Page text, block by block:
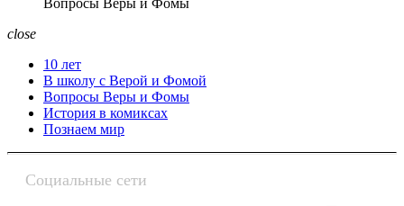
Вопросы Веры и Фомы
close
10 лет
В школу с Верой и Фомой
Вопросы Веры и Фомы
История в комиксах
Познаем мир
Социальные сети